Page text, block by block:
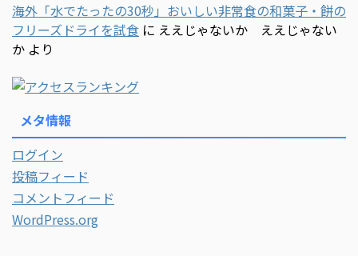
海外「水でたったの30秒」おいしい非常食の和菓子・餅の
フリーズドライを試食 に ええじゃないか ええじゃない
か より
メタ情報
ログイン
投稿フィード
コメントフィード
WordPress.org